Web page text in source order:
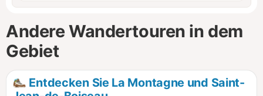
Andere Wandertouren in dem
Gebiet
Entdecken Sie La Montagne und Saint-